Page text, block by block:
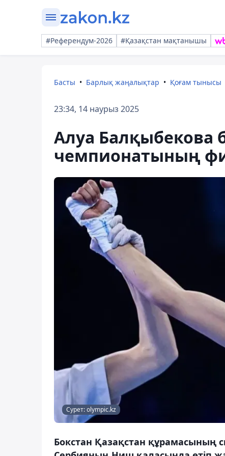
#Референдум-2026 #Қазақстан мақтанышы
Басты Барлық жаңалықтар Қоғам тынысы
23:34, 14 наурыз 2025
Алуа Балқыбекова
чемпионатының
Сурет: olympic.kz
Бокстан Қазақстан құрамасының